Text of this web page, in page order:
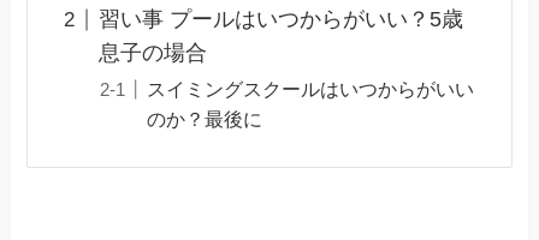
習い事 プールはいつからがいい？5歳
息子の場合
スイミングスクールはいつからがいい
のか？最後に